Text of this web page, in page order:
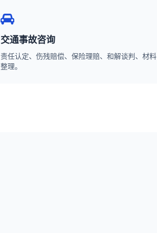
交通事故咨询
责任认定、伤残赔偿、保险理赔、和解谈判、材料
整理。